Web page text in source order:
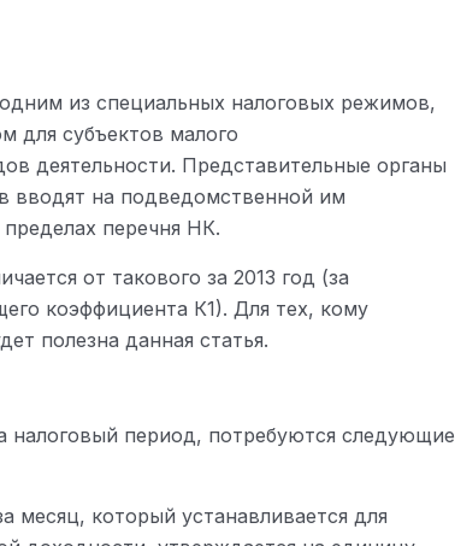
из специальных налоговых режимов,
для субъектов малого
деятельности. Представительные органы
вводят на подведомственной им
перечня НК.
от такового за 2013 год (за
коэффициента К1). Для тех, кому
полезна данная статья.
налоговый период, потребуются следующие
месяц, который устанавливается для